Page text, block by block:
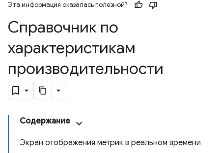
Эта информация оказалась полезной?
Справочник по
характеристикам
производительности
Содержание
Экран отображения метрик в реальном времени